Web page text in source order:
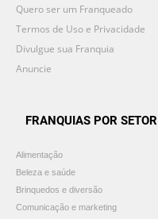
Quero ser um Franqueado
Termos de Uso e Privacidade
Divulgue sua Franquia
Anuncie
FRANQUIAS POR SETOR
Alimentação
Beleza e saúde
Brinquedos e diversão
Comunicação e marketing